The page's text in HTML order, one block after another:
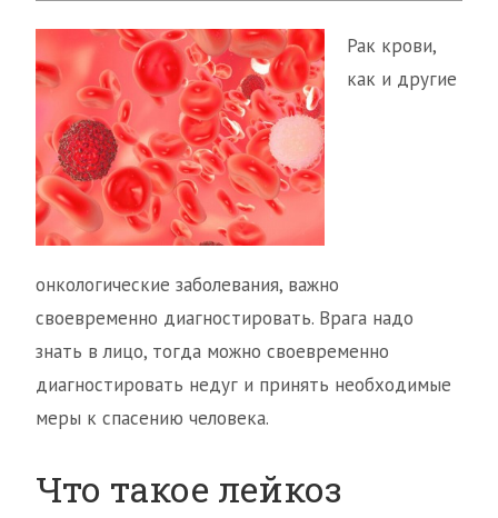
Рак крови,
как и другие
онкологические заболевания, важно
своевременно диагностировать. Врага надо
знать в лицо, тогда можно своевременно
диагностировать недуг и принять необходимые
меры к спасению человека.
Что такое лейкоз